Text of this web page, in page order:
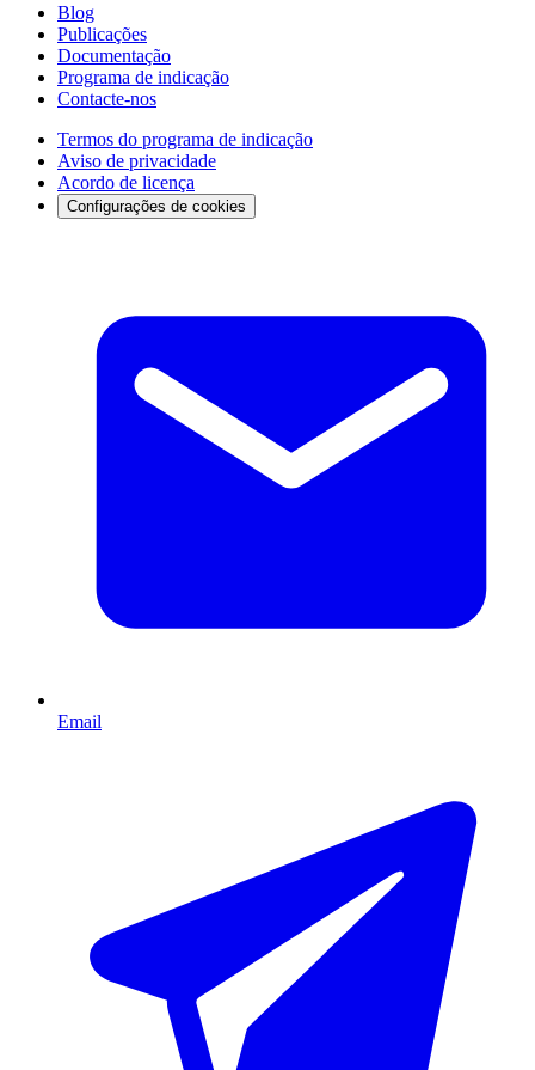
Blog
Publicações
Documentação
Programa de indicação
Contacte-nos
Termos do programa de indicação
Aviso de privacidade
Acordo de licença
Configurações de cookies
Email